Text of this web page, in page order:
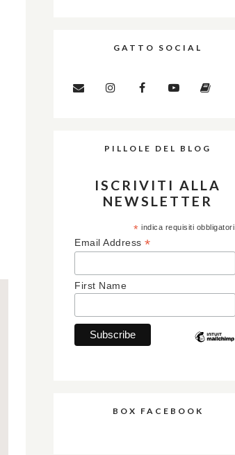
GATTO SOCIAL
PILLOLE DEL BLOG
ISCRIVITI ALLA
NEWSLETTER
* indica requisiti obbligatori
Email Address *
First Name
BOX FACEBOOK